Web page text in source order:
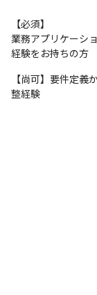
【必須】
業務アプリケーシ
経験をお持ちの方
【尚可】要件定義
整経験